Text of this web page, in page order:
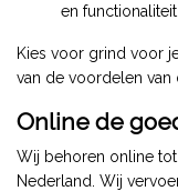
en
Kies voor grind voor
van de voordelen van
Online de
Wij behoren online
Nederland. Wij